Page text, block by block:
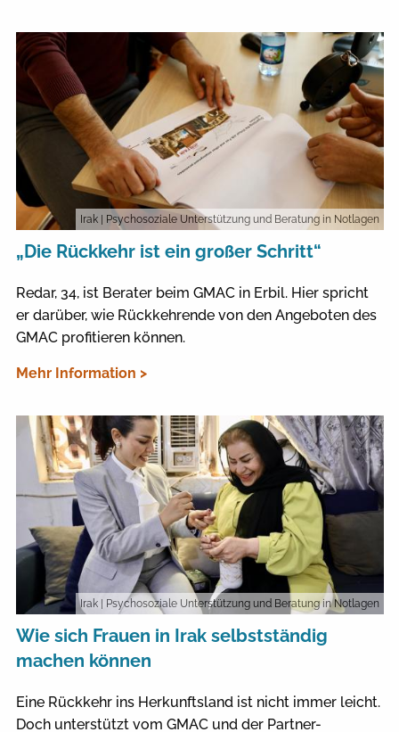
Irak | Psychosoziale Unterstützung und Beratung in Notlagen
„Die Rückkehr ist ein großer Schritt“
Redar, 34, ist Berater beim GMAC in Erbil. Hier spricht
er darüber, wie Rückkehrende von den Angeboten des
GMAC profitieren können.
Mehr Information >
Irak | Psychosoziale Unterstützung und Beratung in Notlagen
Wie sich Frauen in Irak selbstständig
machen können
Eine Rückkehr ins Herkunftsland ist nicht immer leicht.
Doch unterstützt vom GMAC und der Partner-